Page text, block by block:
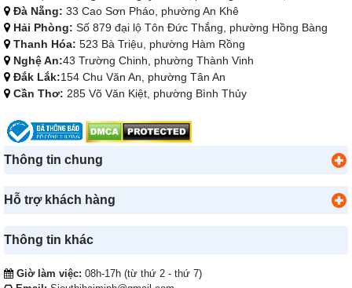
Đà Nẵng: 33 Cao Sơn Pháo, phường An Khê
Hải Phòng: Số 879 đại lộ Tôn Đức Thắng, phường Hồng Bàng
Thanh Hóa: 523 Bà Triệu, phường Hàm Rồng
Nghệ An:43 Trường Chinh, phường Thành Vinh
Đắk Lắk:154 Chu Văn An, phường Tân An
Cần Thơ: 285 Võ Văn Kiệt, phường Bình Thủy
Thông tin chung
Hỗ trợ khách hàng
Thông tin khác
Giờ làm việc: 08h-17h (từ thứ 2 - thứ 7)